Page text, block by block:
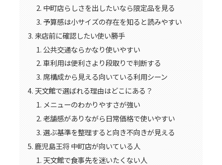
中町店らしさを出したいなら限定品を見る
予算感は小サイズの存在を知ると読みやすい
来店前に確認したい使い勝手
公共交通ならかなり使いやすい
車利用は便利さより段取りで判断する
席構成から見える向いている利用シーン
天文館で選ばれる理由はどこにある？
メニューのわかりやすさが強い
老舗感がありながら日常価格で使いやすい
選ぶ基準を整理すると向き不向きが見える
鹿児島王将 中町店が向いている人
天文館で食事先を迷いたくない人